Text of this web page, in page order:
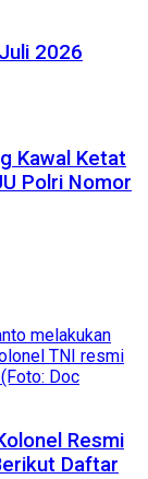
2026
Kawal Ketat
Polri Nomor
Resmi
Daftar